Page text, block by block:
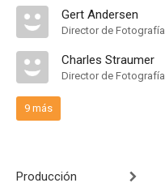
Gert Andersen
Director de Fotografía
Charles Straumer
Director de Fotografía
9 más
Producción